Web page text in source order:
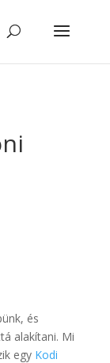
és
alakítani. Mi
egy Kodi